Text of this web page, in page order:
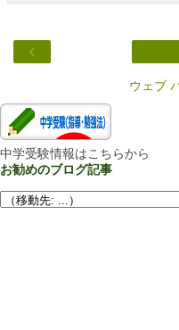
‹
ウェブ
中学受験情報はこちらから
お勧めのブログ記事